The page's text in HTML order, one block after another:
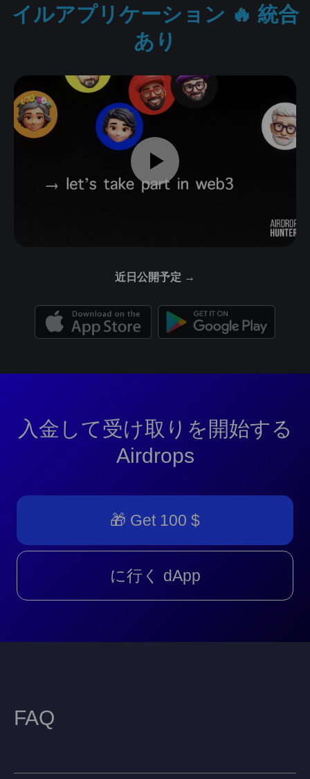
イルアプリケーション 🔥 統合
あり
近日公開予定 →
入金して受け取りを開始する
Airdrops
🎁 Get 100 $
に行く dApp
FAQ